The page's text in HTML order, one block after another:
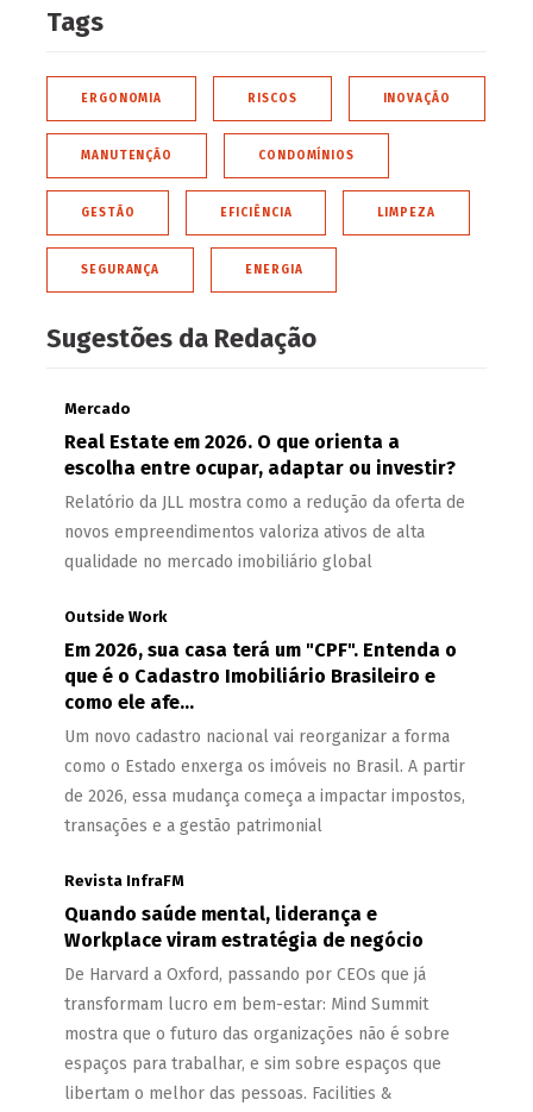
Tags
ERGONOMIA RISCOS INOVAÇÃO
MANUTENÇÃO CONDOMÍNIOS
GESTÃO EFICIÊNCIA LIMPEZA
SEGURANÇA ENERGIA
Sugestões da Redação
Mercado
Real Estate em 2026. O que orienta a
escolha entre ocupar, adaptar ou investir?
Relatório da JLL mostra como a redução da oferta de
novos empreendimentos valoriza ativos de alta
qualidade no mercado imobiliário global
Outside Work
Em 2026, sua casa terá um "CPF". Entenda o
que é o Cadastro Imobiliário Brasileiro e
como ele afe...
Um novo cadastro nacional vai reorganizar a forma
como o Estado enxerga os imóveis no Brasil. A partir
de 2026, essa mudança começa a impactar impostos,
transações e a gestão patrimonial
Revista InfraFM
Quando saúde mental, liderança e
Workplace viram estratégia de negócio
De Harvard a Oxford, passando por CEOs que já
transformam lucro em bem-estar: Mind Summit
mostra que o futuro das organizações não é sobre
espaços para trabalhar, e sim sobre espaços que
libertam o melhor das pessoas. Facilities &